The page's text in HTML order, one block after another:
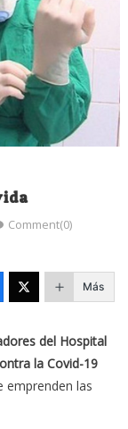
Comment(0)
Más
del Hospital
la Covid-19
emprenden las